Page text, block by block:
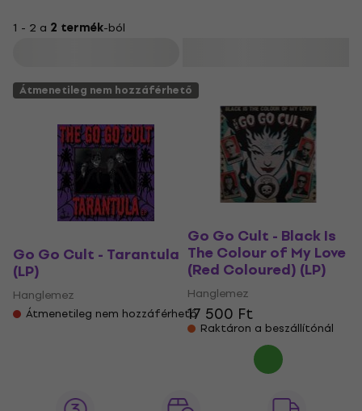
1 - 2 a 2 termék-ból
Átmenetileg nem hozzáférhető
Go Go Cult - Tarantula
(LP)
Hanglemez
Átmenetileg nem hozzáférhető
Go Go Cult - Black Is
The Colour of My Love
(Red Coloured) (LP)
Hanglemez
17 500 Ft
Raktáron a beszállítónál